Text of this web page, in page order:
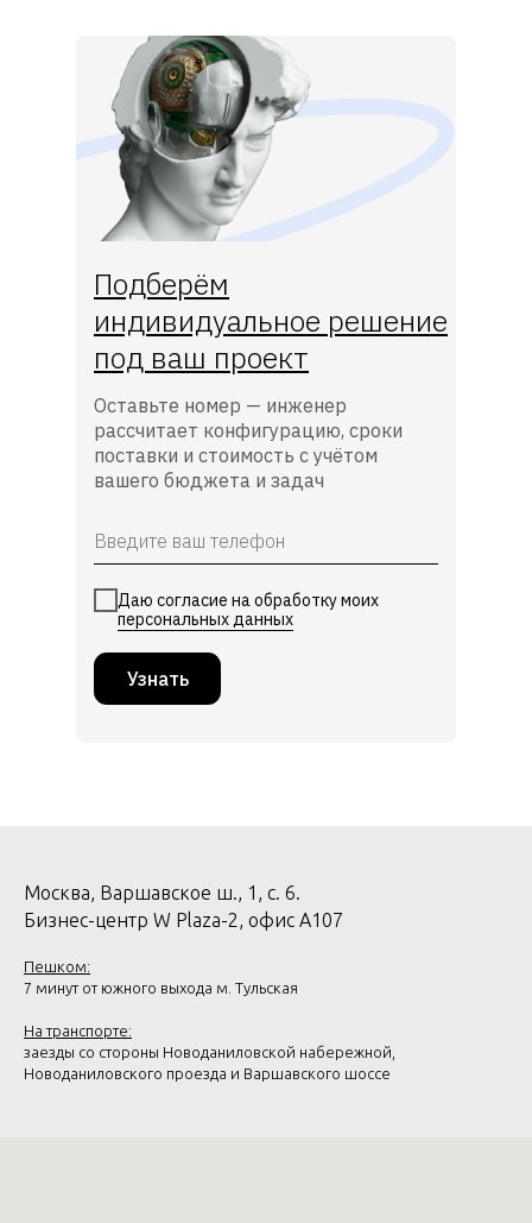
Оставьте номер — инженер
рассчитает конфигурацию, сроки
поставки и стоимость с учётом
вашего бюджета и задач
Подберём
индивидуальное решение
под ваш проект
Даю согласие на обработку моих
персональных данных
Узнать
Москва, Варшавское ш., 1, с. 6.
Бизнес-центр W Plaza-2, офис А107
Пешком:
7 минут от южного выхода м. Тульская
На транспорте:
заезды со стороны Новоданиловской набережной,
Новоданиловского проезда и Варшавского шоссе